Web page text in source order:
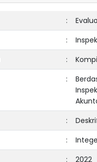
:
:
:
:
:
:
:
2022